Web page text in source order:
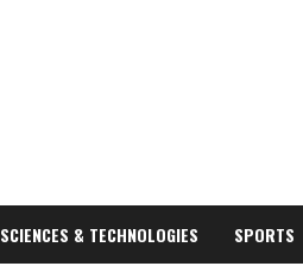
SCIENCES & TECHNOLOGIES SPORTS